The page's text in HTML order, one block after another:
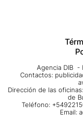
Agencia DIB -
Contactos:
Dirección de las
de
Teléfono:
Email: